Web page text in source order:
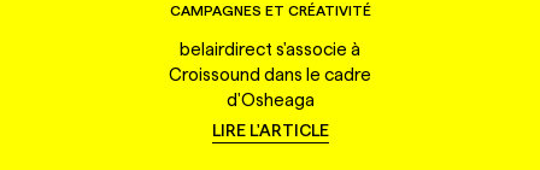
CAMPAGNES ET CRÉATIVITÉ
belairdirect s'associe à
Croissound dans le cadre
d'Osheaga
LIRE L'ARTICLE